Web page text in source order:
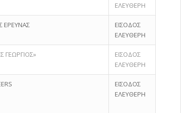
ΕΛΕΥΘΕΡΗ
ΕΡΕΥΝΑΣ
ΕΙΣΟΔΟΣ
ΕΛΕΥΘΕΡΗ
ΓΕΩΡΓΙΟΣ»
ΕΙΣΟΔΟΣ
ΕΛΕΥΘΕΡΗ
ΕΙΣΟΔΟΣ
ΕΛΕΥΘΕΡΗ